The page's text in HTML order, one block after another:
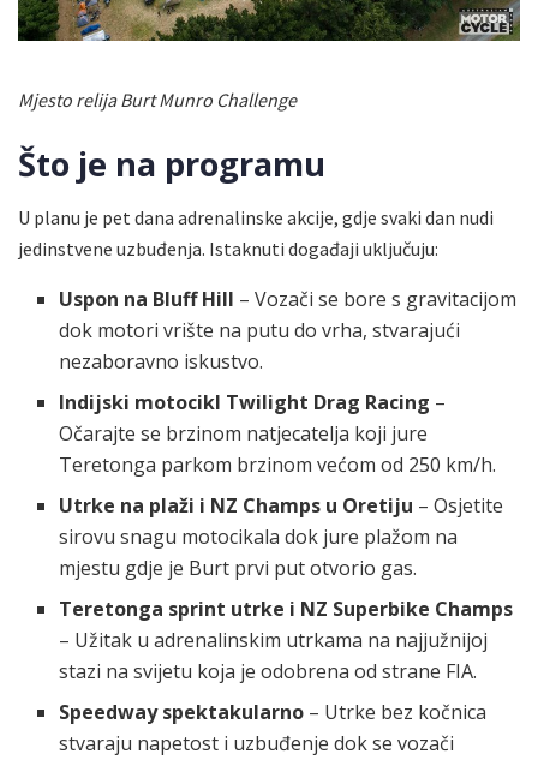
Mjesto relija Burt Munro Challenge
Što je na programu
U planu je pet dana adrenalinske akcije, gdje svaki dan nudi
jedinstvene uzbuđenja. Istaknuti događaji uključuju:
Uspon na Bluff Hill – Vozači se bore s gravitacijom
dok motori vrište na putu do vrha, stvarajući
nezaboravno iskustvo.
Indijski motocikl Twilight Drag Racing –
Očarajte se brzinom natjecatelja koji jure
Teretonga parkom brzinom većom od 250 km/h.
Utrke na plaži i NZ Champs u Oretiju – Osjetite
sirovu snagu motocikala dok jure plažom na
mjestu gdje je Burt prvi put otvorio gas.
Teretonga sprint utrke i NZ Superbike Champs
– Užitak u adrenalinskim utrkama na najjužnijoj
stazi na svijetu koja je odobrena od strane FIA.
Speedway spektakularno – Utrke bez kočnica
stvaraju napetost i uzbuđenje dok se vozači